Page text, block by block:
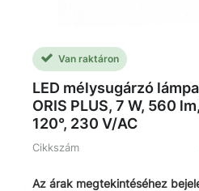
Van raktáron
LED mélysugárzó
ORIS PLUS, 7 W, 560
120°, 230 V/AC
Cikkszám
Az árak megtekintéséhez